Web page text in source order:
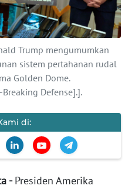
Trump mengumumkan
sistem pertahanan rudal
Golden Dome.
Defense].].
di:
-Presiden Amerika